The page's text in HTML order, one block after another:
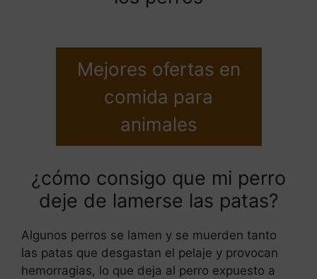
Mejores ofertas en
comida para
animales
¿cómo consigo que mi perro
deje de lamerse las patas?
Algunos perros se lamen y se muerden tanto
las patas que desgastan el pelaje y provocan
hemorragias, lo que deja al perro expuesto a